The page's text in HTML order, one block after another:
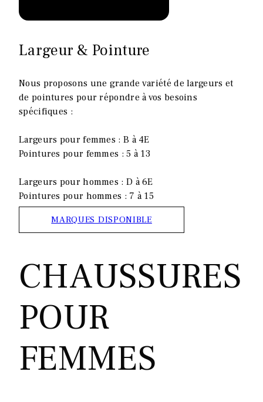
Largeur & Pointure
Nous proposons une grande variété de largeurs et
de pointures pour répondre à vos besoins
spécifiques :
Largeurs pour femmes : B à 4E
Pointures pour femmes : 5 à 13
Largeurs pour hommes : D à 6E
Pointures pour hommes : 7 à 15
MARQUES DISPONIBLE
CHAUSSURES
POUR
FEMMES